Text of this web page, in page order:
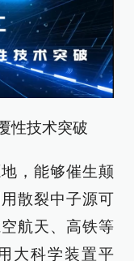
性技术突破
，能够催生颠
散裂中子源可
航天、高铁等
大科学装置平